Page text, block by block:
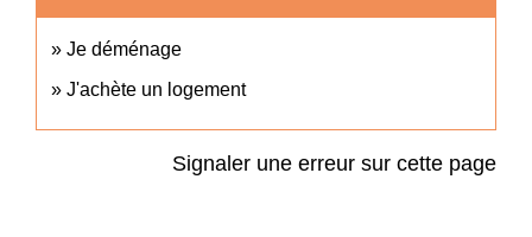
Je déménage
J'achète un logement
Signaler une erreur sur cette page